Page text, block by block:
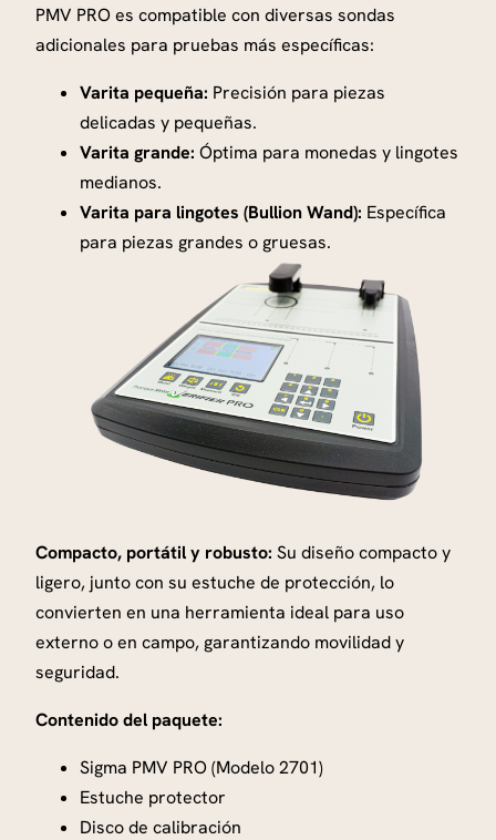
d
PMV PRO es compatible con diversas sondas
adicionales para pruebas más específicas:
Varita pequeña: Precisión para piezas
delicadas y pequeñas.
Varita grande: Óptima para monedas y lingotes
medianos.
Varita para lingotes (Bullion Wand): Específica
para piezas grandes o gruesas.
Compacto, portátil y robusto: Su diseño compacto y
ligero, junto con su estuche de protección, lo
convierten en una herramienta ideal para uso
externo o en campo, garantizando movilidad y
seguridad.
Contenido del paquete:
Sigma PMV PRO (Modelo 2701)
Estuche protector
Disco de calibración